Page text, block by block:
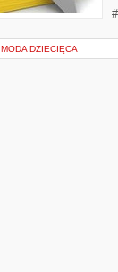
MODA DZIECIĘCA